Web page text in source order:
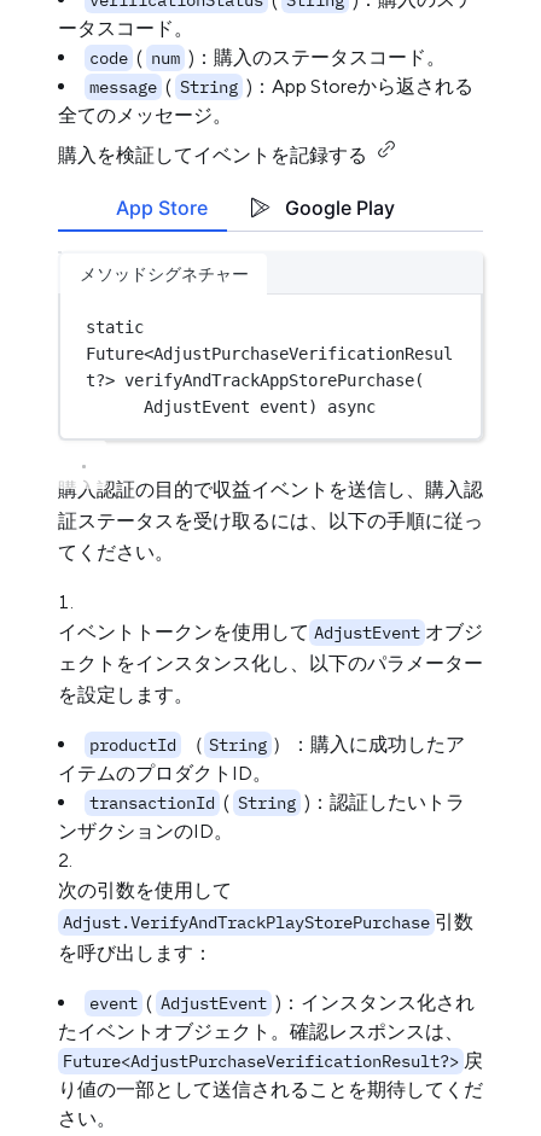
ータスコード。
code ( num )：購入のステータスコード。
message ( String )：App Storeから返される
全てのメッセージ。
購入を検証してイベントを記録する
App Store Google Play
メソッドシグネチャー
static
Future<AdjustPurchaseVerificationResul
t?> verifyAndTrackAppStorePurchase(
AdjustEvent event) async
購入認証の目的で収益イベントを送信し、購入認
証ステータスを受け取るには、以下の手順に従っ
てください。
イベントトークンを使用して AdjustEvent オブジ
ェクトをインスタンス化し、以下のパラメーター
を設定します。
productId （ String ）：購入に成功したア
イテムのプロダクトID。
transactionId ( String )：認証したいトラ
ンザクションのID。
次の引数を使用して
Adjust.VerifyAndTrackPlayStorePurchase 引数
を呼び出します：
event ( AdjustEvent )：インスタンス化され
たイベントオブジェクト。確認レスポンスは、
Future<AdjustPurchaseVerificationResult?> 戻
り値の一部として送信されることを期待してくだ
さい。